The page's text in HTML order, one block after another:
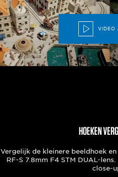
VIDEO
HOEKEN
Vergelijk de kleinere beeldhoek
RF-S 7.8mm F4 STM DUAL-
close-